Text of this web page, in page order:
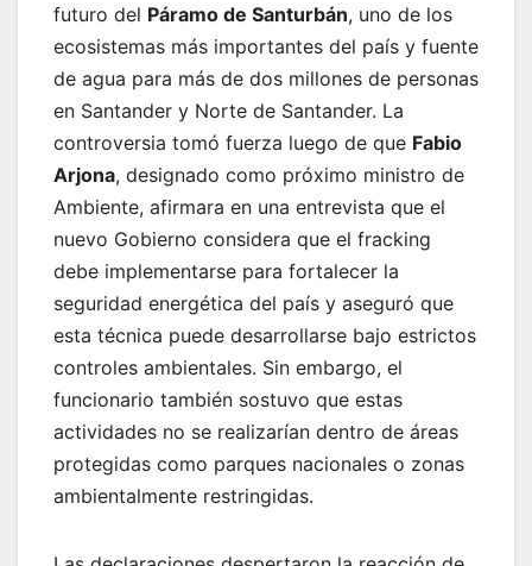
futuro del Páramo de Santurbán, uno de los
ecosistemas más importantes del país y fuente
de agua para más de dos millones de personas
en Santander y Norte de Santander. La
controversia tomó fuerza luego de que Fabio
Arjona, designado como próximo ministro de
Ambiente, afirmara en una entrevista que el
nuevo Gobierno considera que el fracking
debe implementarse para fortalecer la
seguridad energética del país y aseguró que
esta técnica puede desarrollarse bajo estrictos
controles ambientales. Sin embargo, el
funcionario también sostuvo que estas
actividades no se realizarían dentro de áreas
protegidas como parques nacionales o zonas
ambientalmente restringidas.